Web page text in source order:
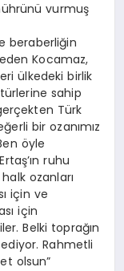
vurmuş
beraberliğin
Kocamaz,
ülkedeki birlik
sahip
Türk
bir ozanımız
öyle
ruhu
ozanları
için ve
için
Belki toprağın
Rahmetli
olsun”